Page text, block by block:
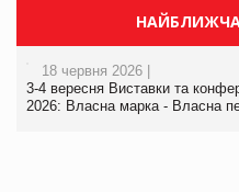
НАЙБЛИЖЧА
18 червня 2026 |
3-4 вересня Виставки та
2026: Власна марка - Власна